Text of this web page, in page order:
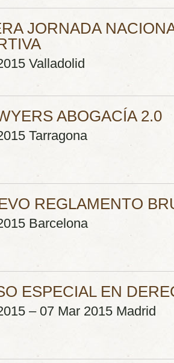
JORNADA
Valladolid
ABOGACÍA 2.0
Tarragona
REGLAMENTO
Barcelona
ESPECIAL EN
– 07 Mar 2015 Madrid